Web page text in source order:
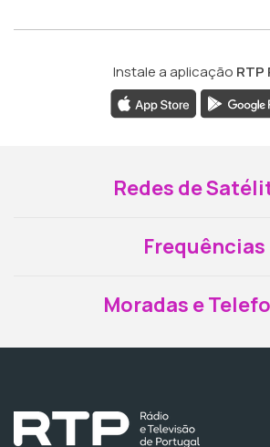
Instale a aplicação RTP
Redes de
Frequências
Moradas e